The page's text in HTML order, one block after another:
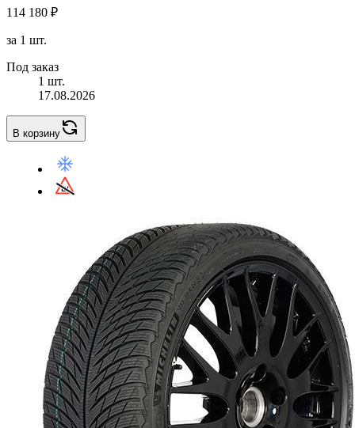
114 180 ₽
за 1 шт.
Под заказ
1 шт.
17.08.2026
В корзину